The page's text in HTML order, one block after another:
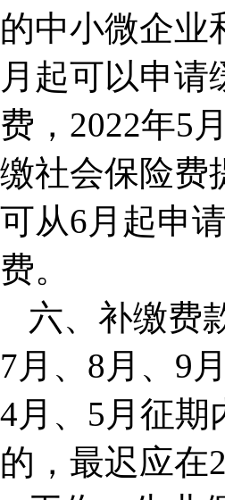
的中小微企业
月起可以申
费，2022年5
缴社会保险费
可从6月起申
费。
六、补缴费
7月、8月、9
4月、5月征期
的，最迟应在